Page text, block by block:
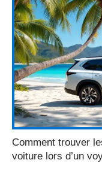
Comment trouver
voiture lors d’un